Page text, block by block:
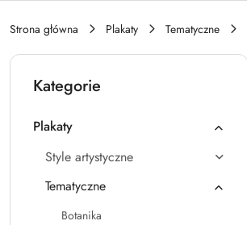
Strona główna Plakaty Tematyczne
Kategorie
Plakaty
Style artystyczne
Tematyczne
Botanika